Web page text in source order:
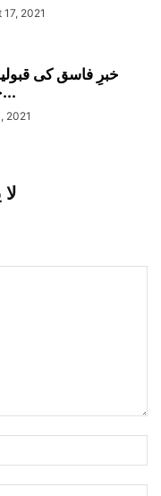
17, 2021
خبرِ فاسق کی
حدیث کی روشنی...
2021